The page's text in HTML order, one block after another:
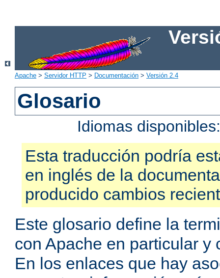
Apache > Servidor HTTP > Documentación > Versión 2.4
Glosario
Idiomas
Esta traducción podría
en inglés de la
producido cambios
Este glosario define la
con Apache en particular
En los enlaces que hay